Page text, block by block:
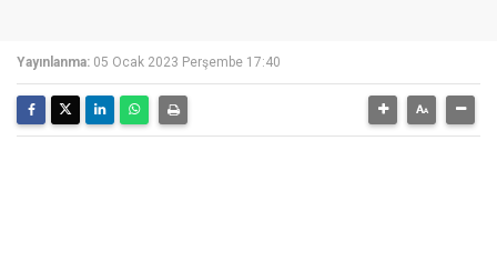
Yayınlanma: 05 Ocak 2023 Perşembe 17:40